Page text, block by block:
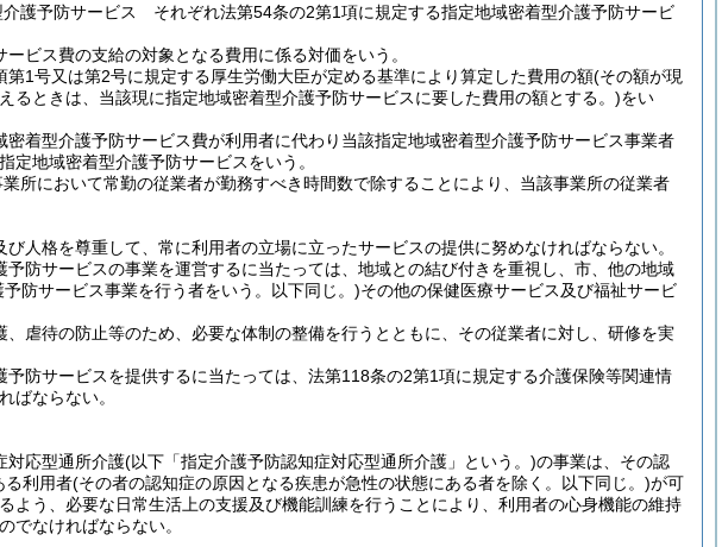
護予防サービス それぞれ法第54条の2第1項に規定する指定地域密着型介護予防サービ
ビス費の支給の対象となる費用に係る対価をいう。
1号又は第2号に規定する厚生労働大臣が定める基準により算定した費用の額(その額が現
るときは、当該現に指定地域密着型介護予防サービスに要した費用の額とする。)をい
着型介護予防サービス費が利用者に代わり当該指定地域密着型介護予防サービス事業者
定地域密着型介護予防サービスをいう。
において常勤の従業者が勤務すべき時間数で除することにより、当該事業所の従業者
人格を尊重して、常に利用者の立場に立ったサービスの提供に努めなければならない。
防サービスの事業を運営するに当たっては、地域との結び付きを重視し、市、他の地域
予防サービス事業を行う者をいう。以下同じ。)その他の保健医療サービス及び福祉サービ
虐待の防止等のため、必要な体制の整備を行うとともに、その従業者に対し、研修を実
防サービスを提供するに当たっては、法第118条の2第1項に規定する介護保険等関連情
ばならない。
対応型通所介護(以下「指定介護予防認知症対応型通所介護」という。)の事業は、その認
る利用者(その者の認知症の原因となる疾患が急性の状態にある者を除く。以下同じ。)が可
よう、必要な日常生活上の支援及び機能訓練を行うことにより、利用者の心身機能の維持
でなければならない。